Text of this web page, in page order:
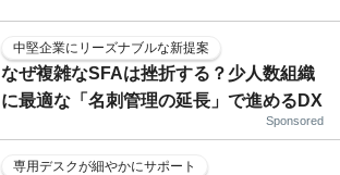
中堅企業にリーズナブルな新提案
なぜ複雑なSFAは挫折する？少人数組織
に最適な「名刺管理の延長」で進めるDX
Sponsored
専用デスクが細やかにサポート